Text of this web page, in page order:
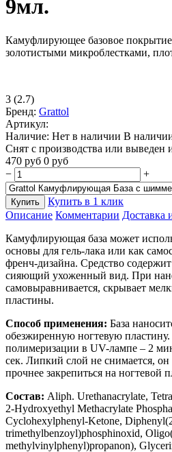
9мл.
Камуфлирующее базовое
золотистыми микроблестками,
3 (2.7)
Бренд: Grattol
Артикул:
Наличие: Нет в наличии В
Снят с производства или выведен
470 руб 0 руб
−
+
Купить
Купить в 1 клик
Описание Комментарии Доставка
Камуфлирующая база может
основы для гель-лака или как
френч-дизайна. Средство
сияющий ухоженный вид. При
самовыравнивается, скрывает
пластины.
Способ применения: База
обезжиренную ногтевую
полимеризации в UV-лампе – 2
сек. Липкий слой не снимается, он
прочнее закрепиться на ногтевой
Состав: Aliph. Urethanacrylate,
2-Hydroxyethyl Methacrylate
Cyclohexylphenyl-Ketone,
trimethylbenzoyl)phosphinoxid,
methylvinylphenyl)propanon),